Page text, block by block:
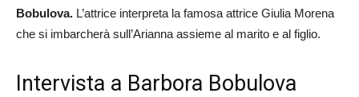
Bobulova. L’attrice interpreta la famosa attrice Giulia Morena
che si imbarcherà sull’Arianna assieme al marito e al figlio.
Intervista a Barbora Bobulova